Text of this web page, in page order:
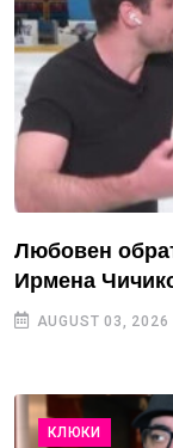
Любовен
Ирмена
AUGUST 03, 2026
КЛЮКИ